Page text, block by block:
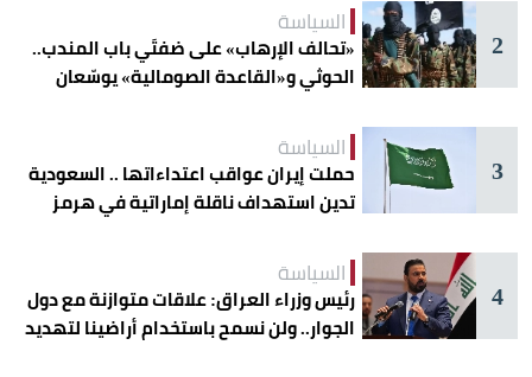
2
السياسة
«تحالف الإرهاب» على ضفتَي باب المندب..
الحوثي و«القاعدة الصومالية» يوسّعان
3
السياسة
حملت إيران عواقب اعتداءاتها .. السعودية
تدين استهداف ناقلة إماراتية في هرمز
4
السياسة
رئيس وزراء العراق: علاقات متوازنة مع دول
الجوار.. ولن نسمح باستخدام أراضينا لتهديد